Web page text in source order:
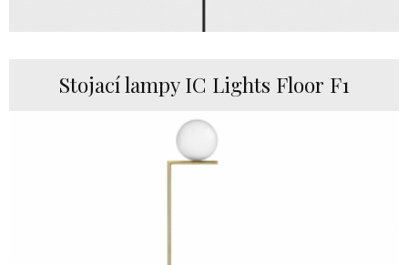
Stojací lampy IC Lights Floor F1